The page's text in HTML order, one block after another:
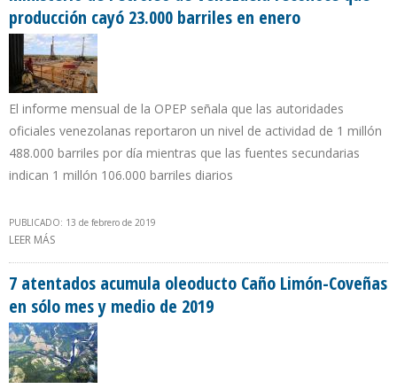
producción cayó 23.000 barriles en enero
El informe mensual de la OPEP señala que las autoridades
oficiales venezolanas reportaron un nivel de actividad de 1 millón
488.000 barriles por día mientras que las fuentes secundarias
indican 1 millón 106.000 barriles diarios
PUBLICADO: 13 de febrero de 2019
LEER MÁS
7 atentados acumula oleoducto Caño Limón-Coveñas
en sólo mes y medio de 2019